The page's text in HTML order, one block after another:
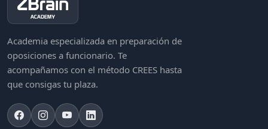
Academia especializada en preparación de
oposiciones a funcionario. Te
acompañamos con el método CREES hasta
que consigas tu plaza.